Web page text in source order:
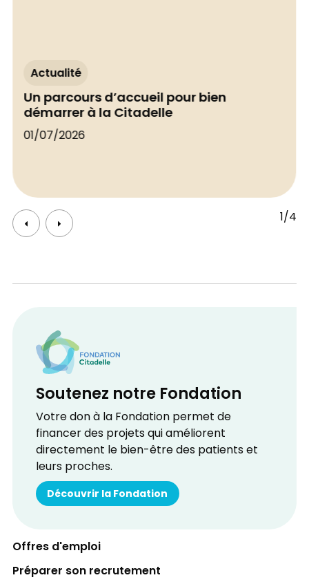
Actualité
Un parcours d’accueil pour bien
démarrer à la Citadelle
01/07/2026
1/4
Soutenez notre Fondation
Votre don à la Fondation permet de
financer des projets qui améliorent
directement le bien-être des patients et
leurs proches.
Découvrir la Fondation
Offres d'emploi
Préparer son recrutement